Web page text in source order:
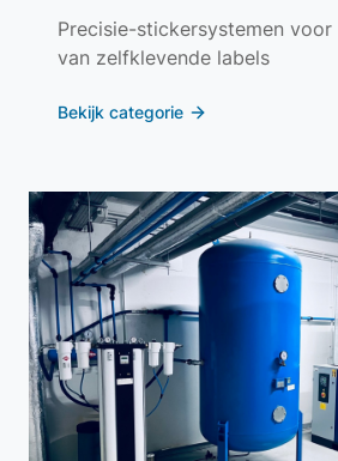
Precisie-stickersystemen voor
van zelfklevende labels
Bekijk categorie